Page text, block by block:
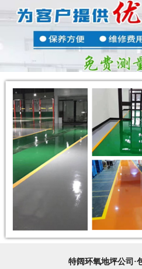
特阔环氧地坪公司·